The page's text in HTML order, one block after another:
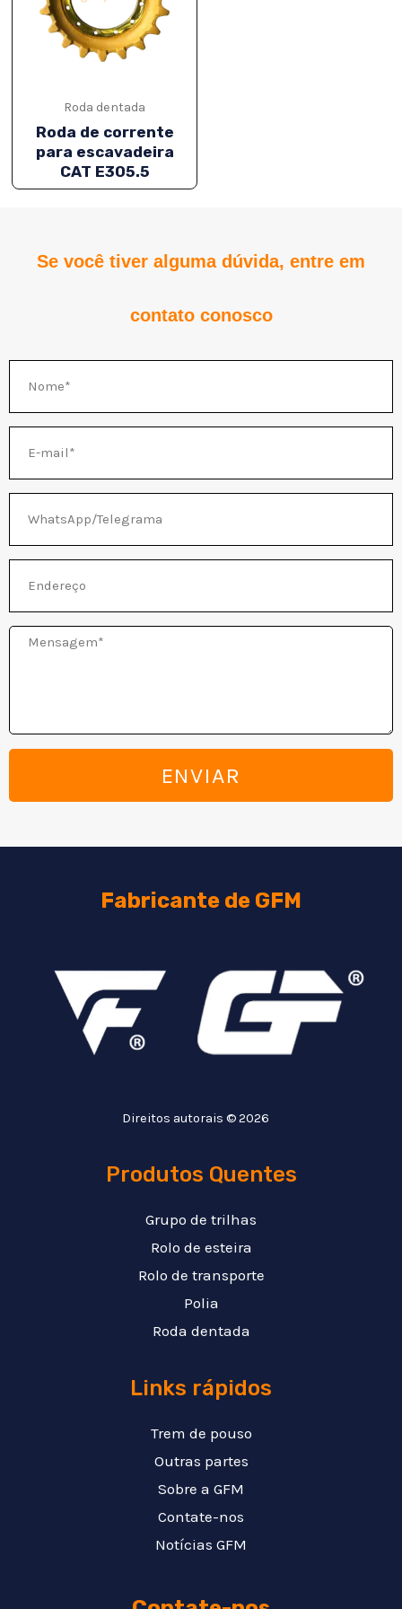
Roda dentada
Roda de corrente
para escavadeira
CAT E305.5
Se você tiver alguma dúvida, entre em
contato conosco
Mensagem
ENVIAR
Fabricante de GFM
Direitos autorais © 2026
Produtos Quentes
Grupo de trilhas
Rolo de esteira
Rolo de transporte
Polia
Roda dentada
Links rápidos
Trem de pouso
Outras partes
Sobre a GFM
Contate-nos
Notícias GFM